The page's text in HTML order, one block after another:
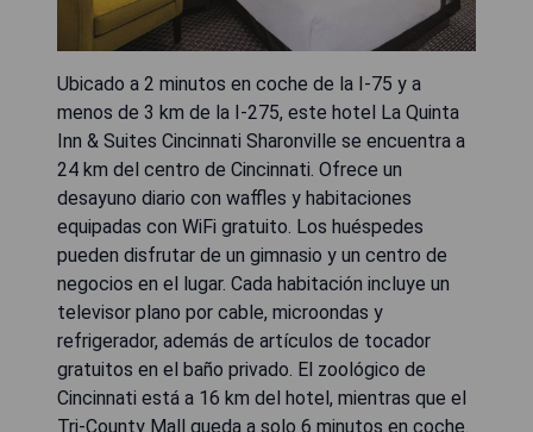
Ubicado a 2 minutos en coche de la I-75 y a
menos de 3 km de la I-275, este hotel La Quinta
Inn & Suites Cincinnati Sharonville se encuentra a
24 km del centro de Cincinnati. Ofrece un
desayuno diario con waffles y habitaciones
equipadas con WiFi gratuito. Los huéspedes
pueden disfrutar de un gimnasio y un centro de
negocios en el lugar. Cada habitación incluye un
televisor plano por cable, microondas y
refrigerador, además de artículos de tocador
gratuitos en el baño privado. El zoológico de
Cincinnati está a 16 km del hotel, mientras que el
Tri-County Mall queda a solo 6 minutos en coche.